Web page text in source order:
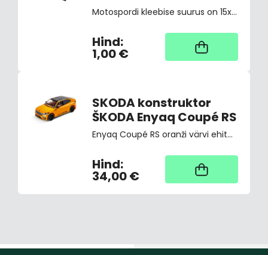
Motospordi kleebise suurus on 15x10cm
Hind:
1,00 €
Kaup tootja laos,
tarne üldjuhul 4
tööpäeva
SKODA konstruktor
ŠKODA Enyaq Coupé RS
Enyaq Coupé RS oranži värvi ehitusklotsid, 1:35 mõõtkavas. Klaasid on valmistatud kvaliteetsest läbipaistvast plastikust. Ei sobi alla 3-aastastele lastele. Mõõdud: 13 cm pikk, 6,5 cm lai ja 4,5 cm kõrgus pärast kokkupanekut.
Hind:
34,00 €
Kaup tootja laos,
tarne üldjuhul 4
tööpäeva